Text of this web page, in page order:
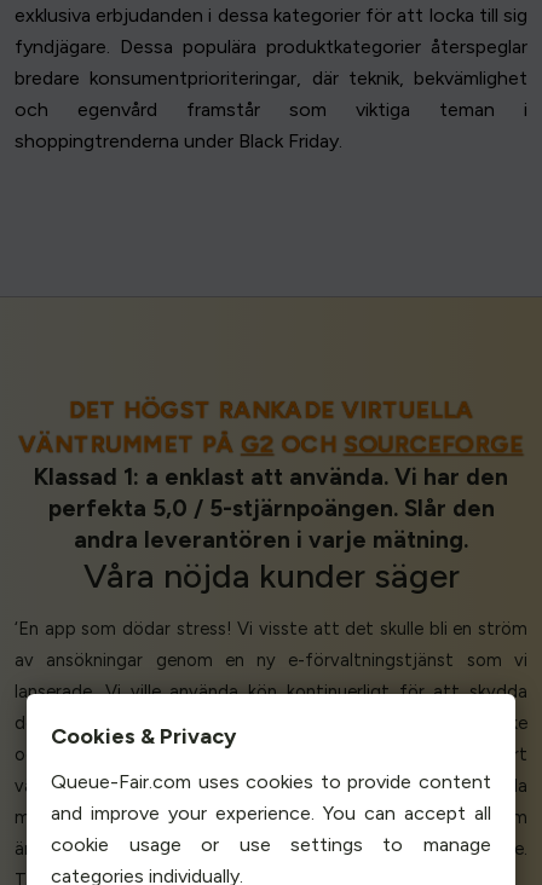
exklusiva erbjudanden i dessa kategorier för att locka till sig
fyndjägare. Dessa populära produktkategorier återspeglar
bredare konsumentprioriteringar, där teknik, bekvämlighet
och egenvård framstår som viktiga teman i
shoppingtrenderna under Black Friday.
DET HÖGST RANKADE VIRTUELLA
VÄNTRUMMET PÅ G2 OCH SOURCEFORGE
Klassad 1: a enklast att använda. Vi har den
perfekta 5,0 / 5-stjärnpoängen. Slår den
andra leverantören i varje mätning.
Våra nöjda kunder säger
‘En app som dödar stress! Vi visste att det skulle bli en ström
av ansökningar genom en ny e-förvaltningstjänst som vi
lanserade. Vi ville använda kön kontinuerligt för att skydda
den. Queue-Fair försåg oss med en kö-sida med varumärke
och lättanvända verktyg för att anpassa och hantera vårt
väntrum. Deras support varutmärktoch ett nöjeatt tala
med. Queue-Fairfannskontinuerligt där för ossoch det som
är viktigt för oss är att vi faktiskt fick den tjänst vi behövde.
Tack Queue-Fair!’
Cookies & Privacy
Queue-Fair.com uses cookies to provide content
and improve your experience. You can accept all
cookie usage or use settings to manage
categories individually.